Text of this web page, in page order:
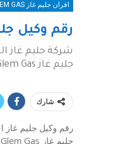
افران جليم غاز GLEM GAS
رقم وكيل جليم
جليم غاز Glem Gas وكيل شركة جليم غاز بالرياض وجدة ومكة والمدينة وابها والدمام والخبر
شارك
جليم غاز Glem Gas وكيل شركة جليم غاز بالرياض وجدة ومكة والمدينة وابها والدمام والخبر